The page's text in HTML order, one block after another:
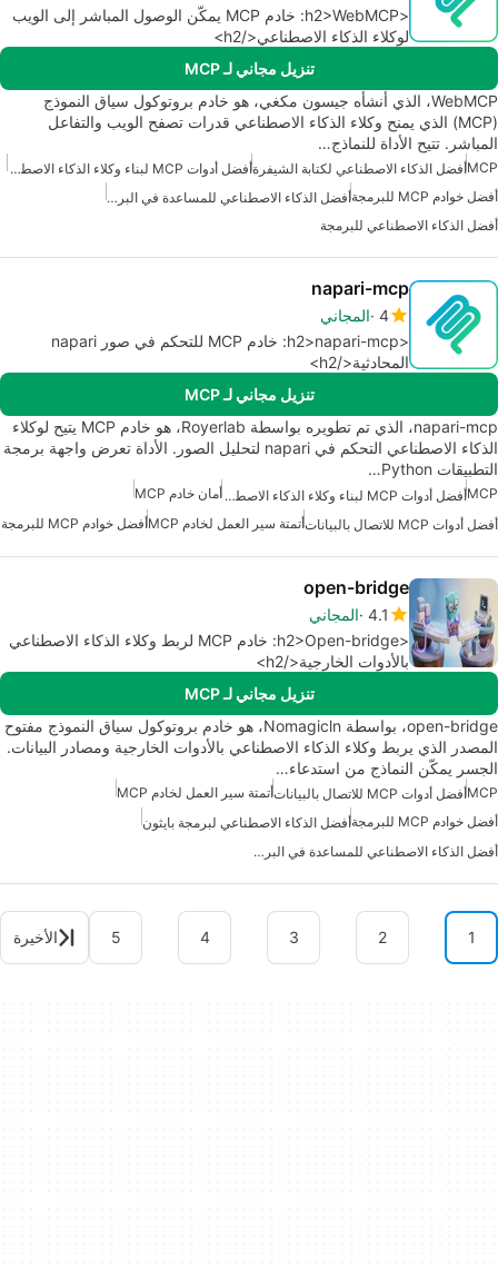
<h2>WebMCP: خادم MCP يمكّن الوصول المباشر إلى الويب
لوكلاء الذكاء الاصطناعي</h2>
تنزيل مجاني لـ MCP
WebMCP، الذي أنشأه جيسون مكغي، هو خادم بروتوكول سياق النموذج
(MCP) الذي يمنح وكلاء الذكاء الاصطناعي قدرات تصفح الويب والتفاعل
المباشر. تتيح الأداة للنماذج…
MCPأفضل الذكاء الاصطناعي لكتابة الشيفرة
أفضل أدوات MCP لبناء وكلاء الذكاء الاصطناعي
أفضل خوادم MCP للبرمجة
أفضل الذكاء الاصطناعي للمساعدة في البرمجة
أفضل الذكاء الاصطناعي للبرمجة
napari-mcp
4 المجاني
<h2>napari-mcp: خادم MCP للتحكم في صور napari
المحادثية</h2>
تنزيل مجاني لـ MCP
napari-mcp، الذي تم تطويره بواسطة Royerlab، هو خادم MCP يتيح لوكلاء
الذكاء الاصطناعي التحكم في napari لتحليل الصور. الأداة تعرض واجهة برمجة
التطبيقات Python…
MCP أفضل أدوات MCP لبناء وكلاء الذكاء الاصطناعي أمان خادم MCP
أفضل أدوات MCP للاتصال بالبيانات
أتمتة سير العمل لخادم MCP أفضل خوادم MCP للبرمجة
open-bridge
4.1 المجاني
<h2>Open-bridge: خادم MCP لربط وكلاء الذكاء الاصطناعي
بالأدوات الخارجية</h2>
تنزيل مجاني لـ MCP
open-bridge، بواسطة Nomagicln، هو خادم بروتوكول سياق النموذج مفتوح
المصدر الذي يربط وكلاء الذكاء الاصطناعي بالأدوات الخارجية ومصادر البيانات.
الجسر يمكّن النماذج من استدعاء…
MCPأفضل أدوات MCP للاتصال بالبيانات
أتمتة سير العمل لخادم MCP
أفضل خوادم MCP للبرمجة
أفضل الذكاء الاصطناعي لبرمجة بايثون
أفضل الذكاء الاصطناعي للمساعدة في البرمجة
1
2
3
4
5 الأخيرة